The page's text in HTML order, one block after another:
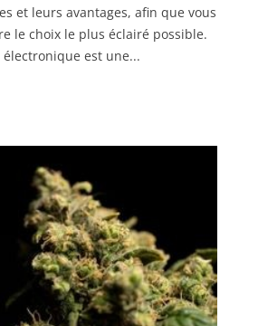
et leurs avantages, afin que vous
le choix le plus éclairé possible.
électronique est une...